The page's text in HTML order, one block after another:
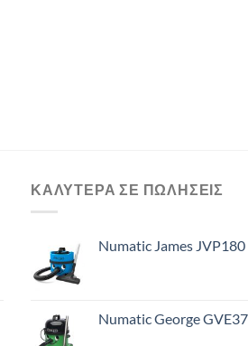
ΚΑΛΥΤΕΡΑ ΣΕ ΠΩΛΗΣΕΙΣ
Numatic James JVP180
Numatic George